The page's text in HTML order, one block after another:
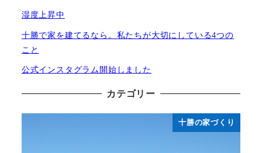
湿度上昇中
十勝で家を建てるなら。私たちが大切にしている4つの
こと
公式インスタグラム開始しました
カテゴリー
十勝の家づくり